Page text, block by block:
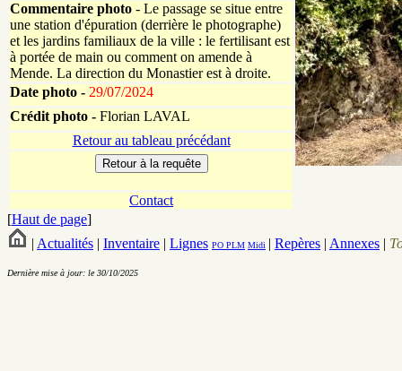
Commentaire photo - Le passage se situe entre
une station d'épuration (derrière le photographe)
et les jardins familiaux de la ville : le fertilisant est
à portée de main ou comment on amende à
Mende. La direction du Monastier est à droite.
Date photo - 29/07/2024
Crédit photo - Florian LAVAL
Retour au tableau précédant
Contact
[Haut de page]
| Actualités | Inventaire | Lignes PO PLM Midi | Repères | Annexes |
Dernière mise à jour: le 30/10/2025